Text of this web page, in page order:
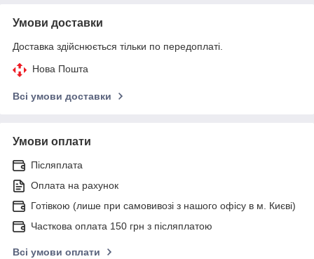
Умови доставки
Доставка здійснюється тільки по передоплаті.
Нова Пошта
Всі умови доставки
Умови оплати
Післяплата
Оплата на рахунок
Готівкою (лише при самовивозі з нашого офісу в м. Києві)
Часткова оплата 150 грн з післяплатою
Всі умови оплати